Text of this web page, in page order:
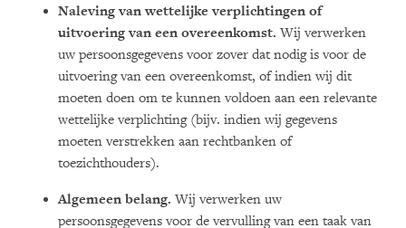
Naleving van wettelijke verplichtingen of
uitvoering van een overeenkomst. Wij verwerken
uw persoonsgegevens voor zover dat nodig is voor de
uitvoering van een overeenkomst, of indien wij dit
moeten doen om te kunnen voldoen aan een relevante
wettelijke verplichting (bijv. indien wij gegevens
moeten verstrekken aan rechtbanken of
toezichthouders).
Algemeen belang. Wij verwerken uw
persoonsgegevens voor de vervulling van een taak van